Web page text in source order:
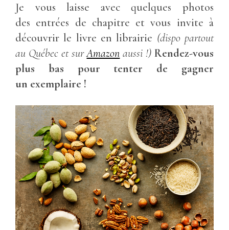
Je vous laisse avec quelques photos
des entrées de chapitre et vous invite à
découvrir le livre en librairie (dispo partout
au Québec et surAmazon aussi !) Rendez-vous
plus bas pour tenter de gagner
un exemplaire !